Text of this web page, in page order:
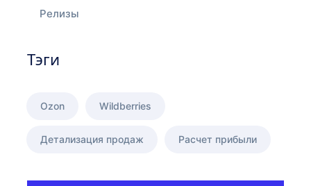
Релизы
Тэги
Ozon Wildberries
Детализация продаж Расчет прибыли